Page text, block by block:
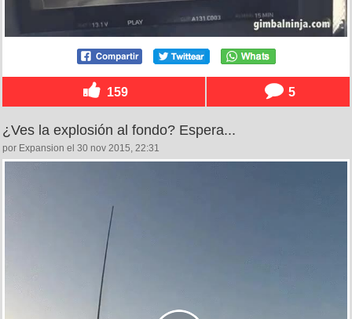
159 5
¿Ves la explosión al fondo? Espera...
por Expansion el 30 nov 2015, 22:31